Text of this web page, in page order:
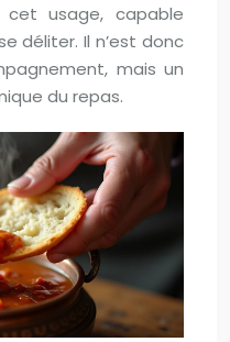
cet usage, capable
déliter. Il n’est donc
mais un
du repas.